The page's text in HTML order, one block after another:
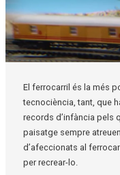
El ferrocarril és la més
tecnociència, tant, que
records d’infància pels
paisatge sempre
d’afeccionats al
per recrear-lo.